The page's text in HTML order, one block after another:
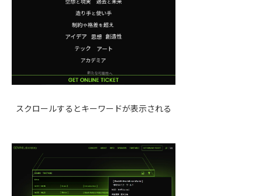
スクロールするとキーワードが表示される